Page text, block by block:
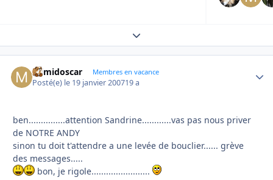
Expand topic overview
mimidoscar Membres en vacance
Posté(e) le 19 janvier 200719 a
ben...............attention Sandrine............vas pas nous priver
de NOTRE ANDY
sinon tu doit t'attendre a une levée de bouclier...... grève
des messages.....
bon, je rigole........................